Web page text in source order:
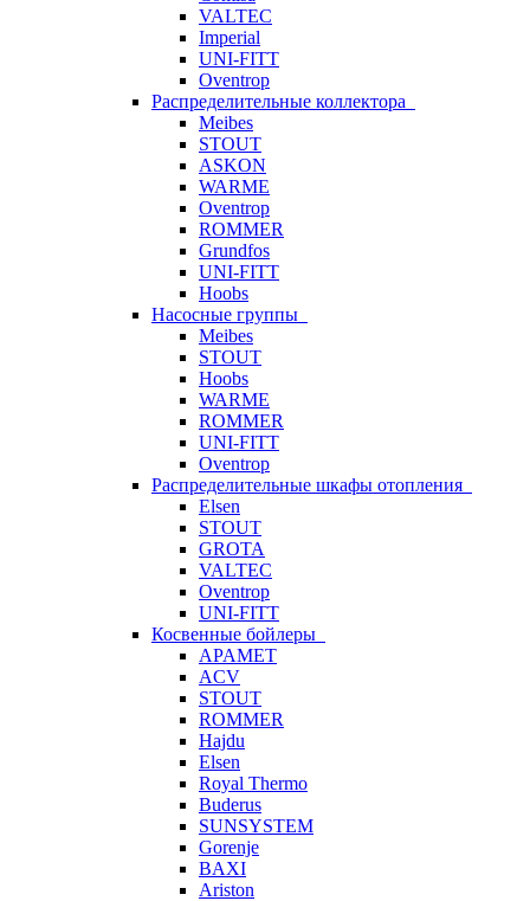
VALTEC
Imperial
UNI-FITT
Oventrop
Распределительные коллектора
Meibes
STOUT
ASKON
WARME
Oventrop
ROMMER
Grundfos
UNI-FITT
Hoobs
Насосные группы
Meibes
STOUT
Hoobs
WARME
ROMMER
UNI-FITT
Oventrop
Распределительные шкафы отопления
Elsen
STOUT
GROTA
VALTEC
Oventrop
UNI-FITT
Косвенные бойлеры
APAMET
ACV
STOUT
ROMMER
Hajdu
Elsen
Royal Thermo
Buderus
SUNSYSTEM
Gorenje
BAXI
Ariston